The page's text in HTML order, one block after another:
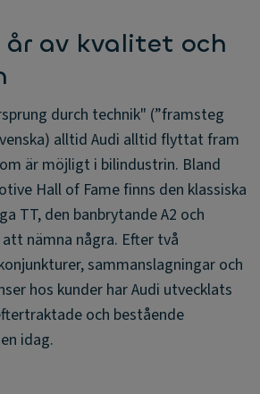
år av kvalitet och
durch technik" (”framsteg
alltid Audi alltid flyttat fram
är möjligt i bilindustrin. Bland
Hall of Fame finns den klassiska
TT, den banbrytande A2 och
nämna några. Efter två
sammanslagningar och
hos kunder har Audi utvecklats
och bestående
idag.